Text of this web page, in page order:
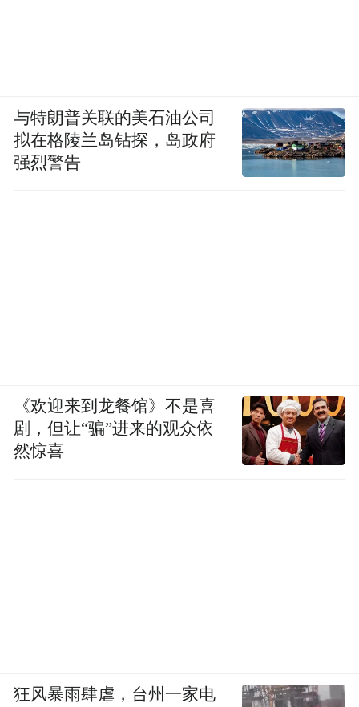
与特朗普关联的美石油公司
拟在格陵兰岛钻探，岛政府
强烈警告
《欢迎来到龙餐馆》不是喜
剧，但让“骗”进来的观众依
然惊喜
狂风暴雨肆虐，台州一家电